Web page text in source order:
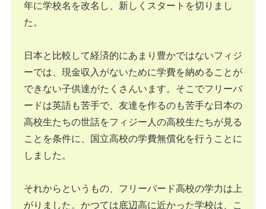
年に学校名を改名し、新しくスタートを切りまし
た。
日本と比較して経済的にあまり豊かではないフィジ
ーでは、現金収入がないために学費を納めることが
できない子供達がたくさんいます。そこでフリーバ
ードは英語も苦手で、友達を作るのも苦手な日本の
高校生たちの世話をフィジー人の高校生たちが見る
ことを条件に、国立高校の学費無償化を行うことに
しました。
それからというもの、フリーバード高校の学力は上
がりました。かつては底辺高に近かった学校は、こ